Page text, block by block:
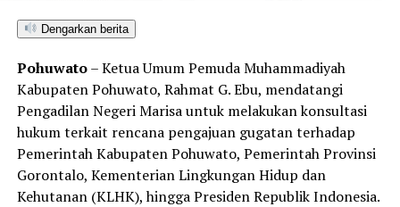
Dengarkan berita
Pohuwato– Ketua Umum Pemuda Muhammadiyah
Kabupaten Pohuwato, Rahmat G. Ebu, mendatangi
Pengadilan Negeri Marisa untuk melakukan konsultasi
hukum terkait rencana pengajuan gugatan terhadap
Pemerintah Kabupaten Pohuwato, Pemerintah Provinsi
Gorontalo, Kementerian Lingkungan Hidup dan
Kehutanan (KLHK), hingga Presiden Republik Indonesia.